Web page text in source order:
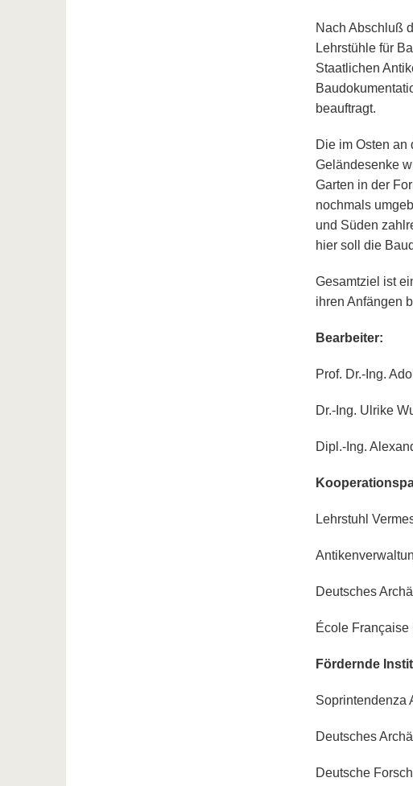
Nach Abschluß
Lehrstühle für
Staatlichen
beauftragt.
Die im Osten
Geländesenke
Garten in der
nochmals
und Süden
hier soll die
Gesamtziel ist
ihren Anfängen
Bearbeiter:
Prof. Dr.-Ing.
Dr.-Ing. Ulrike
Dipl.-Ing.
Lehrstuhl
Deutsches
École Française
Fördernde
Soprintendenza
Deutsches
Deutsche